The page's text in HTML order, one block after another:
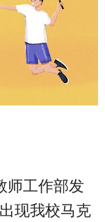
师工作部发
现我校马克